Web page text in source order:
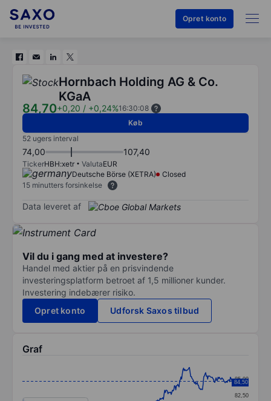
Opret konto
Hornbach Holding AG & Co.
KGaA
84,70+0,20 / +0,24%16:30:08
Køb
52 ugers interval
74,00 107,40
TickerHBH:xetr ValutaEUR
Deutsche Börse (XETRA)
Closed
15 minutters forsinkelse
Data leveret af
Vil du i gang med at investere?
Handel med aktier på en prisvindende
investeringsplatform betroet af 1,5 millioner kunder.
Investering indebærer risiko.
Opret konto
Udforsk Saxos tilbud
Graf
Line chart with 323 data points.
82,50
85,00
84,50